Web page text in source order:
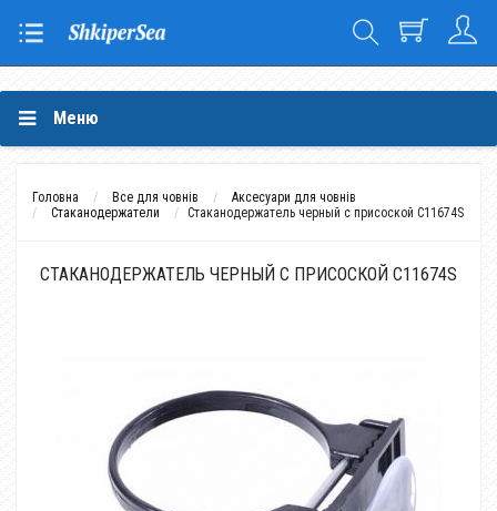
Меню
Головна Все для човнів
Аксесуари для човнів
Стаканодержатели
Стаканодержатель черный с присоской C11674S
СТАКАНОДЕРЖАТЕЛЬ ЧЕРНЫЙ С ПРИСОСКОЙ C11674S